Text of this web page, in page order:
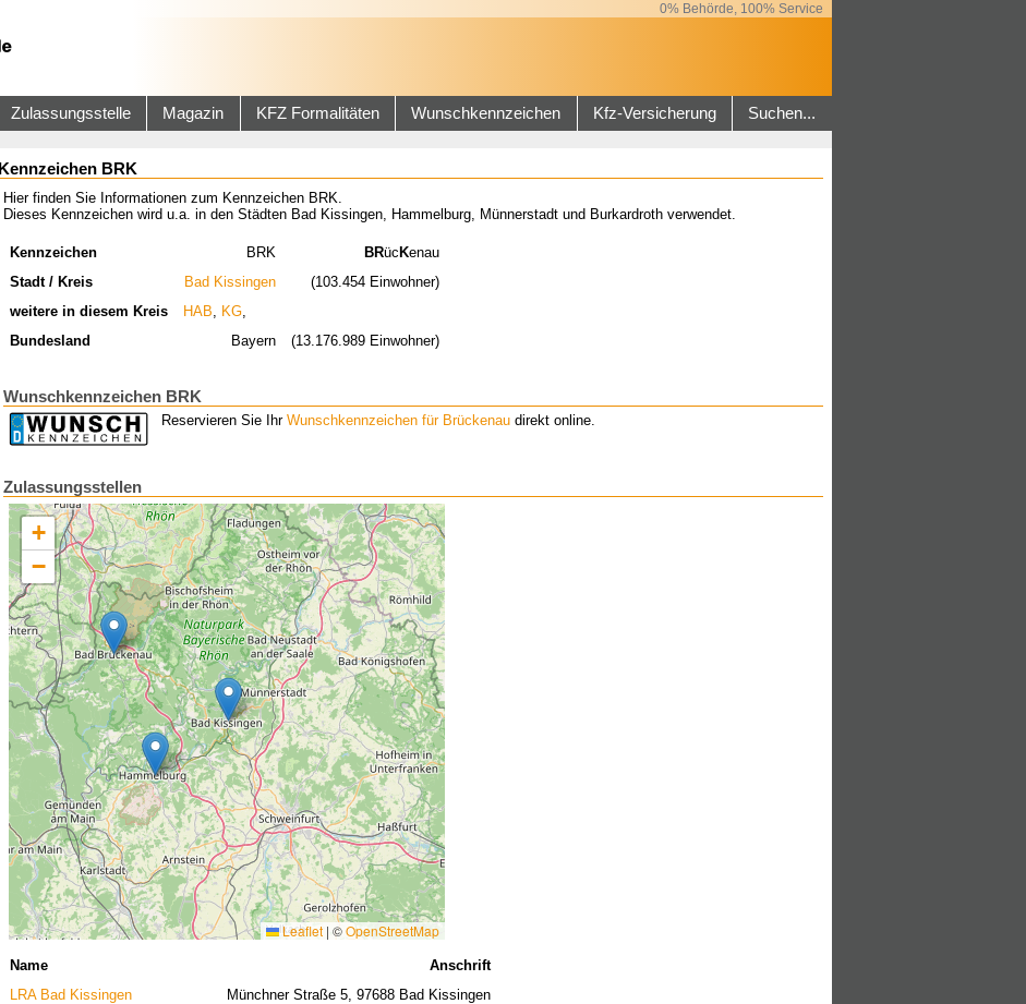
0% Behörde, 100% Service
Zulassungsstelle Magazin KFZ Formalitäten Wunschkennzeichen Kfz-Versicherung Suchen...
Kennzeichen BRK
Hier finden Sie Informationen zum Kennzeichen BRK.
Dieses Kennzeichen wird u.a. in den Städten Bad Kissingen, Hammelburg, Münnerstadt und Burkardroth verwendet.
Kennzeichen BRK BRücKenau
Stadt / Kreis
Bad Kissingen
(103.454 Einwohner)
weitere in diesem Kreis
HAB KG
Bundesland
Bayern (13.176.989 Einwohner)
Wunschkennzeichen BRK
Reservieren Sie Ihr Wunschkennzeichen für Brückenaudirekt online.
Zulassungsstellen
+
−
Leaflet | ©OpenStreetMap
Name
Anschrift
LRA Bad Kissingen
Münchner Straße 5, 97688 Bad Kissingen